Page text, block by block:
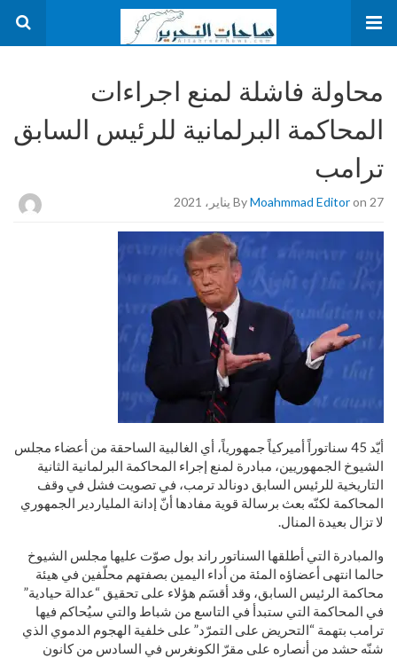
محاولة فاشلة لمنع اجراءات
المحاكمة البرلمانية للرئيس السابق
ترامب
ByMoahmmad Editoron 27 يناير، 2021
أيّد 45 سناتوراً أميركياً جمهورياً، أي الغالبية الساحقة من أعضاء مجلس
الشيوخ الجمهوريين، مبادرة لمنع إجراء المحاكمة البرلمانية الثانية
التاريخية للرئيس السابق دونالد ترمب، في تصويت فشل في وقف
المحاكمة لكنّه بعث برسالة قوية مفادها أنّ إدانة الملياردير الجمهوري
لا تزال بعيدة المنال.
والمبادرة التي أطلقها السناتور راند بول صوّت عليها مجلس الشيوخ
حالما انتهى أعضاؤه المئة من أداء اليمين بصفتهم محلّفين في هيئة
محاكمة الرئيس السابق، وقد أقسَم هؤلاء على تحقيق “عدالة حيادية”
في المحاكمة التي ستبدأ في التاسع من شباط والتي سيُحاكم فيها
ترامب بتهمة “التحريض على التمرّد” على خلفية الهجوم الدموي الذي
شنّه حشد من أنصاره على مقرّ الكونغرس في السادس من كانون